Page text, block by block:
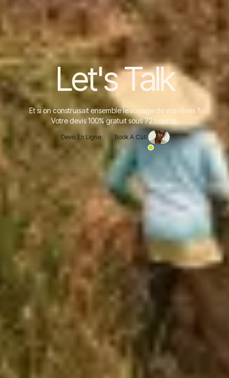
Let's Talk
Et si on construisait ensemble le voyage de vos rêves ?
Votre devis 100% gratuit sous 72 heures.
Devis En Ligne
Devis En Ligne
Book A Call